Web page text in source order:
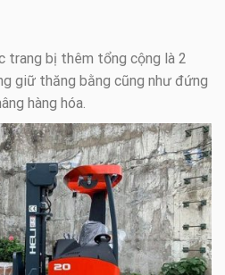
trang bị thêm tổng cộng là 2
giữ thăng bằng cũng như đứng
hàng hóa.